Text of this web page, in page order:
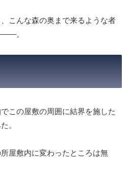
こんな森の奥まで来るような者
。
この屋敷の周囲に結界を施した
。
屋敷内に変わったところは無